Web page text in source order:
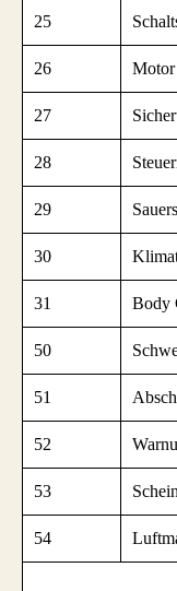
25
26 Motor
27
28
29
30
31 Body
50
51
52
53
54